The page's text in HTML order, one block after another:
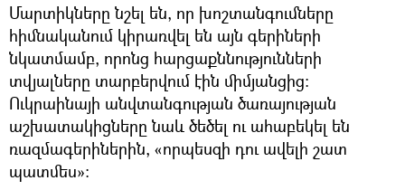
Մարտիկները նշել են, որ խոշտանգումները
հիմնականում կիրառվել են այն գերիների
նկատմամբ, որոնց հարցաքննությունների
տվյալները տարբերվում էին միմյանցից։
Ուկրաինայի անվտանգության ծառայության
աշխատակիցները նաև ծեծել ու ահաբեկել են
ռազմագերիներին, «որպեսզի դու ավելի շատ
պատմես»: